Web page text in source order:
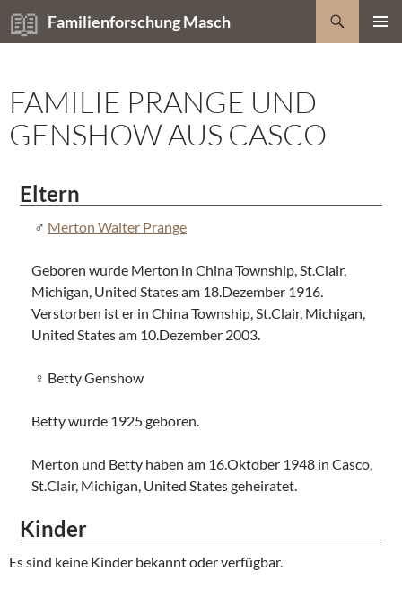
Zum
Inhalt
Familienforschung Masch
Suchen
FAMILIE PRANGE UND
GENSHOW AUS CASCO
Eltern
Merton Walter Prange
Geboren wurde Merton in China Township, St.Clair,
Michigan, United States am 18.Dezember 1916.
Verstorben ist er in China Township, St.Clair, Michigan,
United States am 10.Dezember 2003.
Betty Genshow
Betty wurde 1925 geboren.
Merton und Betty haben am 16.Oktober 1948 in Casco,
St.Clair, Michigan, United States geheiratet.
Kinder
Es sind keine Kinder bekannt oder verfügbar.